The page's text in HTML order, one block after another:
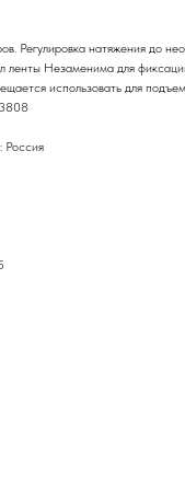
Регулировка натяжения до
ленты Незаменима для
использовать для
Россия